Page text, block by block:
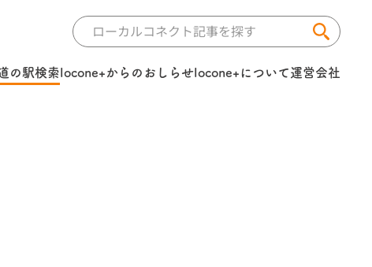
の駅検索locone+からのおしらせlocone+について運営会社